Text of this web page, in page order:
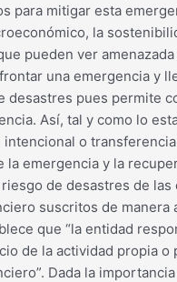
para mitigar esta
la
pueden ver
una emergencia
pues permite
Así, tal y como lo
o
emergencia y la
de desastres de
suscritos de
que “la entidad
de la actividad propia
Dada la